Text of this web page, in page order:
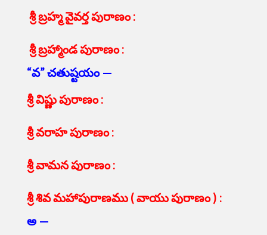
శ్రీ బ్రహ్మ వైవర్త పురాణం :
శ్రీ బ్రహ్మాండ పురాణం :
“వ” చతుష్టయం —
శ్రీ విష్ణు పురాణం :
శ్రీ వరాహ పురాణం :
శ్రీ వామన పురాణం :
శ్రీ శివ మహాపురాణము ( వాయు పురాణం ) :
అ —